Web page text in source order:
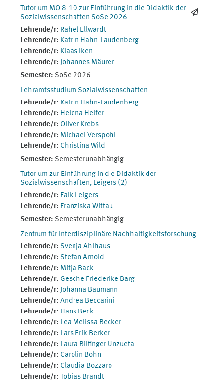
Tutorium MO 8-10 zur Einführung in die Didaktik der
Sozialwissenschaften SoSe 2026
Lehrende/r: Rahel Ellwardt
Lehrende/r: Katrin Hahn-Laudenberg
Lehrende/r: Klaas Iken
Lehrende/r: Johannes Mäurer
Semester: SoSe 2026
Lehramtsstudium Sozialwissenschaften
Lehrende/r: Katrin Hahn-Laudenberg
Lehrende/r: Helena Helfer
Lehrende/r: Oliver Krebs
Lehrende/r: Michael Verspohl
Lehrende/r: Christina Wild
Semester: Semesterunabhängig
Tutorium zur Einführung in die Didaktik der
Sozialwissenschaften, Leigers (2)
Lehrende/r: Falk Leigers
Lehrende/r: Franziska Wittau
Semester: Semesterunabhängig
Zentrum für Interdisziplinäre Nachhaltigkeitsforschung
Lehrende/r: Svenja Ahlhaus
Lehrende/r: Stefan Arnold
Lehrende/r: Mitja Back
Lehrende/r: Gesche Friederike Barg
Lehrende/r: Johanna Baumann
Lehrende/r: Andrea Beccarini
Lehrende/r: Hans Beck
Lehrende/r: Lea Melissa Becker
Lehrende/r: Lars Erik Berker
Lehrende/r: Laura Bilfinger Unzueta
Lehrende/r: Carolin Bohn
Lehrende/r: Claudia Bozzaro
Lehrende/r: Tobias Brandt